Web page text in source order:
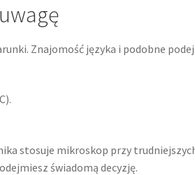
Znajomość języka i podobne
stosuje mikroskop przy
świadomą decyzję.